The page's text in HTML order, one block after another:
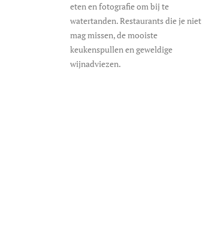
eten en fotografie om bij te
watertanden. Restaurants die je niet
mag missen, de mooiste
keukenspullen en geweldige
wijnadviezen.